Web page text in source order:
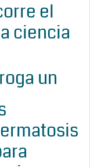
el
ciencia
un